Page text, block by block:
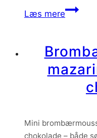
kan nå at spise så
Og denne her
Læs mere
og
Mini
chokolade – både